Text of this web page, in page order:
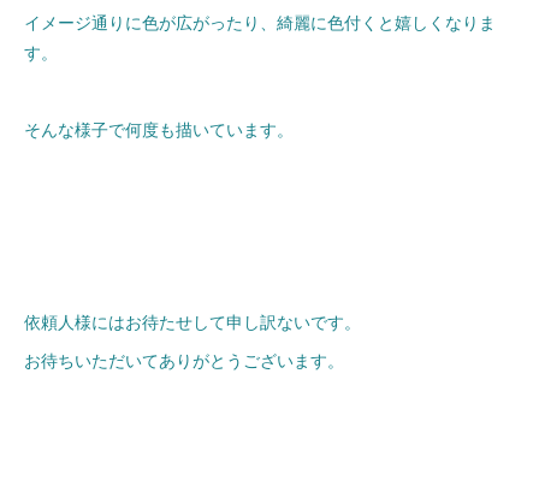
イメージ通りに色が広がったり、綺麗に色付くと嬉しくなりま
す。
そんな様子で何度も描いています。
依頼人様にはお待たせして申し訳ないです。
お待ちいただいてありがとうございます。